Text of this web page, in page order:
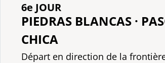
6e JOUR
PIEDRAS BLANCAS ·
CHICA
Départ en direction de la